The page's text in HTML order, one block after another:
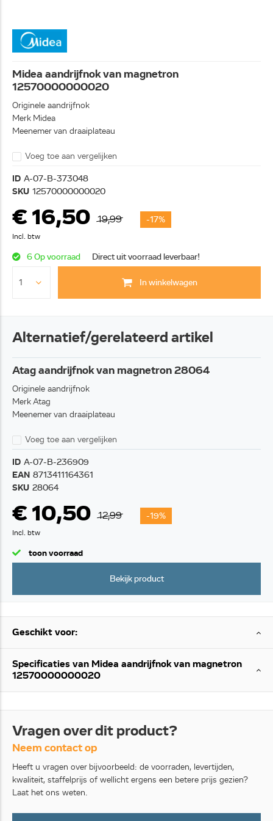
Midea aandrijfnok van magnetron
12570000000020
Originele aandrijfnok
Merk Midea
Meenemer van draaiplateau
Voeg toe aan vergelijken
ID A-07-B-373048
SKU 12570000000020
€ 16,50 19,99 -17%
Incl. btw
6 Op voorraad Direct uit voorraad leverbaar!
In winkelwagen
Alternatief/gerelateerd artikel
Atag aandrijfnok van magnetron 28064
Originele aandrijfnok
Merk Atag
Meenemer van draaiplateau
Voeg toe aan vergelijken
ID A-07-B-236909
EAN 8713411164361
SKU 28064
€ 10,50 12,99 -19%
Incl. btw
toon voorraad
Bekijk product
Geschikt voor:
Specificaties van Midea aandrijfnok van magnetron
12570000000020
Vragen over dit product?
Neem contact op
Heeft u vragen over bijvoorbeeld: de voorraden, levertijden,
kwaliteit, staffelprijs of wellicht ergens een betere prijs gezien?
Laat het ons weten.